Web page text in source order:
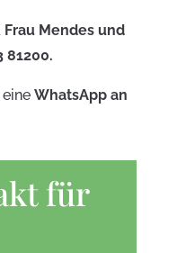
Frau Mendes und
81200.
WhatsApp an
für